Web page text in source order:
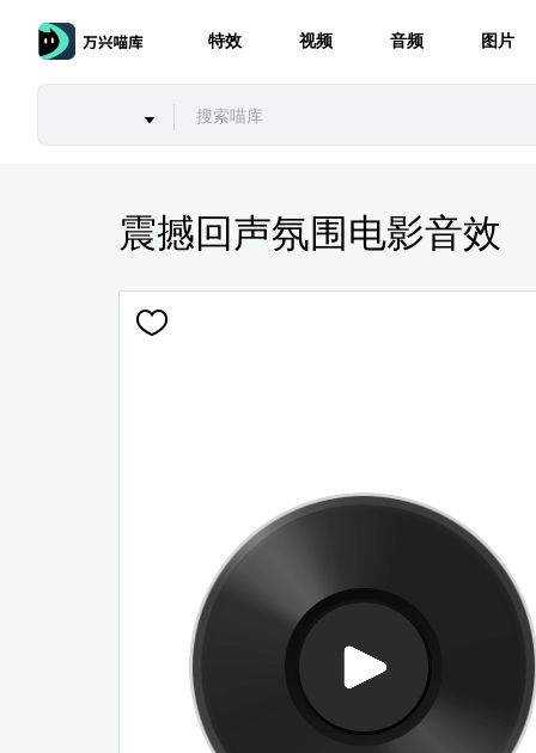
特效 视频 音频 图片
震撼回声氛围电影音效